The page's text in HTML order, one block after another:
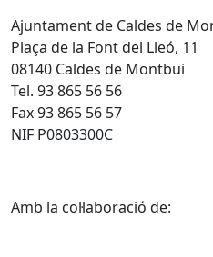
Ajuntament de Caldes de
Plaça de la Font del Lleó, 11
08140 Caldes de Montbui
Tel. 93 865 56 56
Fax 93 865 56 57
NIF P0803300C
Amb la col·laboració de: